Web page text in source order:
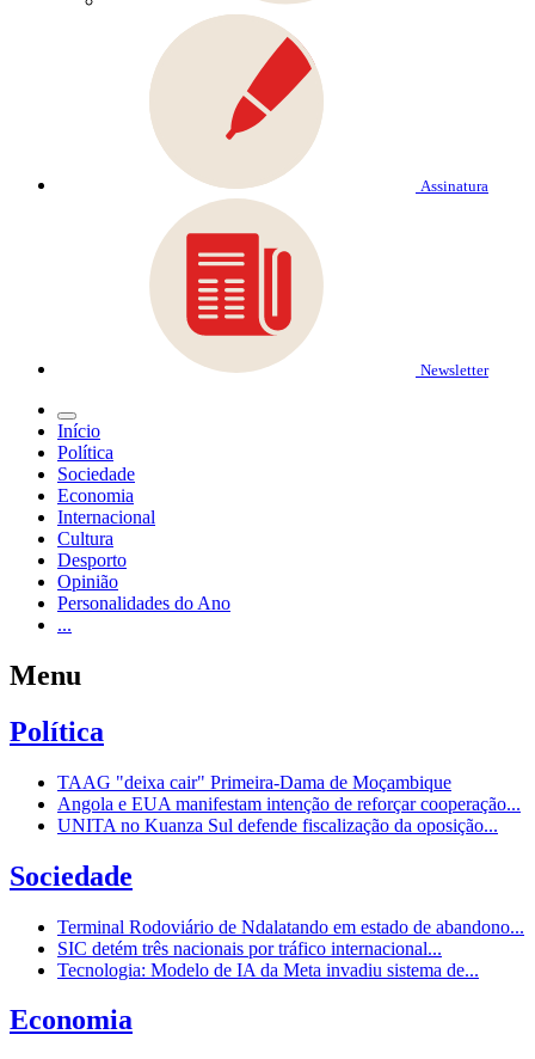
Assinatura
Newsletter
Início
Política
Sociedade
Economia
Internacional
Cultura
Desporto
Opinião
Personalidades do Ano
...
Menu
Política
TAAG "deixa cair" Primeira-Dama de Moçambique
Angola e EUA manifestam intenção de reforçar cooperação...
UNITA no Kuanza Sul defende fiscalização da oposição...
Sociedade
Terminal Rodoviário de Ndalatando em estado de abandono...
SIC detém três nacionais por tráfico internacional...
Tecnologia: Modelo de IA da Meta invadiu sistema de...
Economia